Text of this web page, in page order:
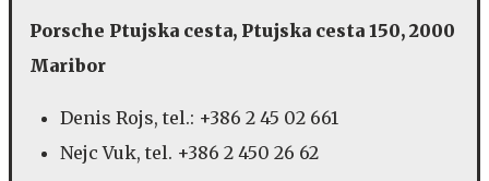
Porsche Ptujska cesta, Ptujska cesta 150, 2000
Maribor
Denis Rojs, tel.: +386 2 45 02 661
Nejc Vuk, tel. +386 2 450 26 62